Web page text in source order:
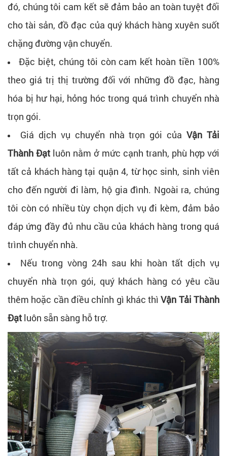
đó, chúng tôi cam kết sẽ đảm bảo an toàn tuyệt đối
cho tài sản, đồ đạc của quý khách hàng xuyên suốt
chặng đường vận chuyển.
Đặc biệt, chúng tôi còn cam kết hoàn tiền 100%
theo giá trị thị trường đối với những đồ đạc, hàng
hóa bị hư hại, hỏng hóc trong quá trình chuyển nhà
trọn gói.
Giá dịch vụ chuyển nhà trọn gói củaVận Tải
Thành Đạt luôn nằm ở mức cạnh tranh, phù hợp với
tất cả khách hàng tại quận 4, từ học sinh, sinh viên
cho đến người đi làm, hộ gia đình. Ngoài ra, chúng
tôi còn có nhiều tùy chọn dịch vụ đi kèm, đảm bảo
đáp ứng đầy đủ nhu cầu của khách hàng trong quá
trình chuyển nhà.
Nếu trong vòng 24h sau khi hoàn tất dịch vụ
chuyển nhà trọn gói, quý khách hàng có yêu cầu
thêm hoặc cần điều chỉnh gì khác thìVận Tải Thành
Đạt luôn sẵn sàng hỗ trợ.